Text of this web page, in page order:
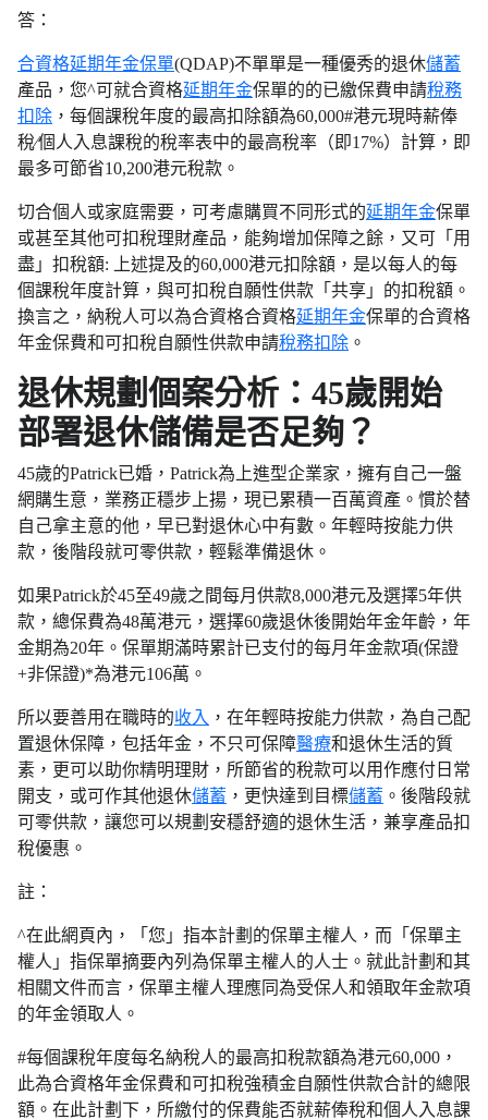
答：
合資格延期年金保單(QDAP)不單單是一種優秀的退休儲蓄
產品，您^可就合資格延期年金保單的的已繳保費申請稅務
扣除 ，每個課稅年度的最高扣除額為60,000#港元現時薪俸
稅∕個人入息課稅的稅率表中的最高稅率（即17%）計算，即
最多可節省10,200港元稅款。
切合個人或家庭需要，可考慮購買不同形式的延期年金保單
或甚至其他可扣稅理財產品，能夠增加保障之餘，又可「用
盡」扣稅額: 上述提及的60,000港元扣除額，是以每人的每
個課稅年度計算，與可扣稅自願性供款「共享」的扣稅額。
換言之，納稅人可以為合資格合資格延期年金保單的合資格
年金保費和可扣稅自願性供款申請稅務扣除 。
退休規劃個案分析：45歲開始
部署退休儲備是否足夠？
45歲的Patrick已婚，Patrick為上進型企業家，擁有自己一盤
網購生意，業務正穩步上揚，現已累積一百萬資產。慣於替
自己拿主意的他，早已對退休心中有數。年輕時按能力供
款，後階段就可零供款，輕鬆準備退休。
如果Patrick於45至49歲之間每月供款8,000港元及選擇5年供
款，總保費為48萬港元，選擇60歲退休後開始年金年齡，年
金期為20年。保單期滿時累計已支付的每月年金款項(保證
+非保證)*為港元106萬。
所以要善用在職時的收入 ，在年輕時按能力供款，為自己配
置退休保障，包括年金，不只可保障醫療和退休生活的質
素，更可以助你精明理財，所節省的稅款可以用作應付日常
開支，或可作其他退休儲蓄 ，更快達到目標儲蓄 。後階段就
可零供款，讓您可以規劃安穩舒適的退休生活，兼享產品扣
稅優惠。
註：
^在此網頁內，「您」指本計劃的保單主權人，而「保單主
權人」指保單摘要內列為保單主權人的人士。就此計劃和其
相關文件而言，保單主權人理應同為受保人和領取年金款項
的年金領取人。
#每個課稅年度每名納稅人的最高扣稅款額為港元60,000，
此為合資格年金保費和可扣稅強積金自願性供款合計的總限
額。在此計劃下，所繳付的保費能否就薪俸稅和個人入息課